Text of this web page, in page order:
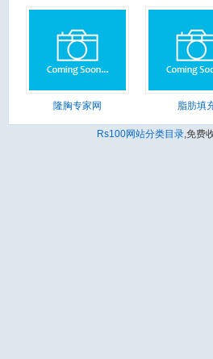
隆胸专家网 脂肪填
Rs100网站分类目录,免费